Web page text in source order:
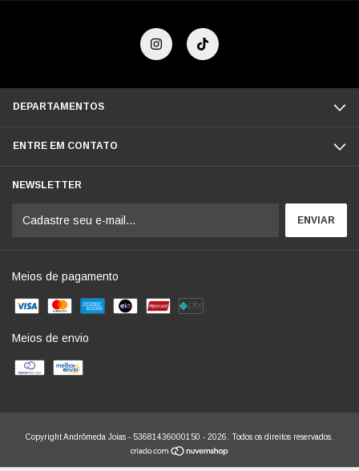
DEPARTAMENTOS
ENTRE EM CONTATO
NEWSLETTER
Meios de pagamento
Meios de envio
Copyright Andrômeda Joias - 53681436000150 - 2026. Todos os direitos reservados.